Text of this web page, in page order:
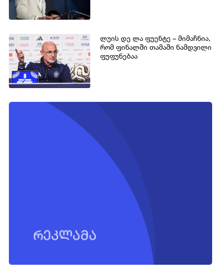
ლუის დე ლა ფუენტე – მიმაჩნია,
რომ ფინალში თამაში ნამდვილი
ფუფუნებაა